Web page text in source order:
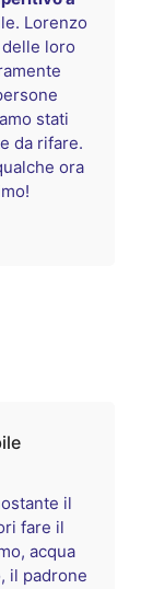
Lorenzo
loro
stati
da rifare.
ora
il
fare il
acqua
il padrone